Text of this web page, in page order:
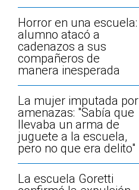
Horror en una escuela:
alumno atacó a
cadenazos a sus
compañeros de
manera inesperada
La mujer imputada por
amenazas: "Sabía que
llevaba un arma de
juguete a la escuela,
pero no que era delito"
La escuela Goretti